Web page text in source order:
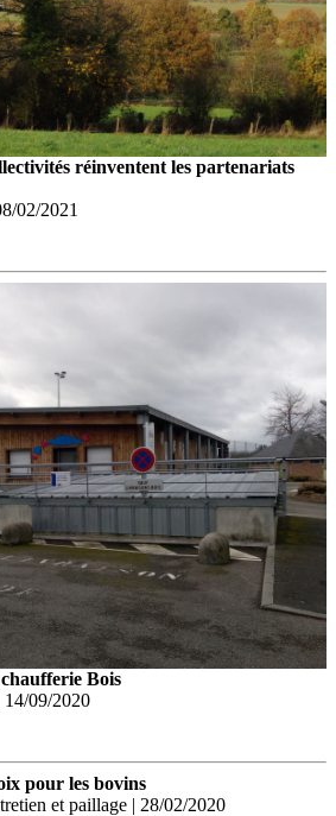
réinventent les partenariats
02/2021
Bois
14/09/2020
pour les bovins
et paillage | 28/02/2020